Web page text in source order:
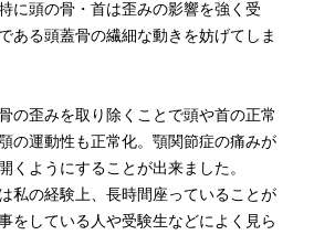
に頭の骨・首は歪みの影響を強く受
ある頭蓋骨の繊細な動きを妨げてしま
の歪みを取り除くことで頭や首の正常
の運動性も正常化。顎関節症の痛みが
くようにすることが出来ました。
私の経験上、長時間座っていることが
をしている人や受験生などによく見ら